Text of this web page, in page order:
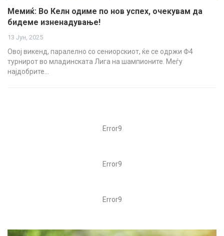
Мемиќ: Во Келн одиме по нов успех, очекувам да
бидеме изненадување!
13 Јун, 2025
Овој викенд, паралелно со сениорскиот, ќе се одржи Ф4
турнирот во младинската Лига на шампионите. Меѓу
најдобрите…
Error9
Error9
Error9